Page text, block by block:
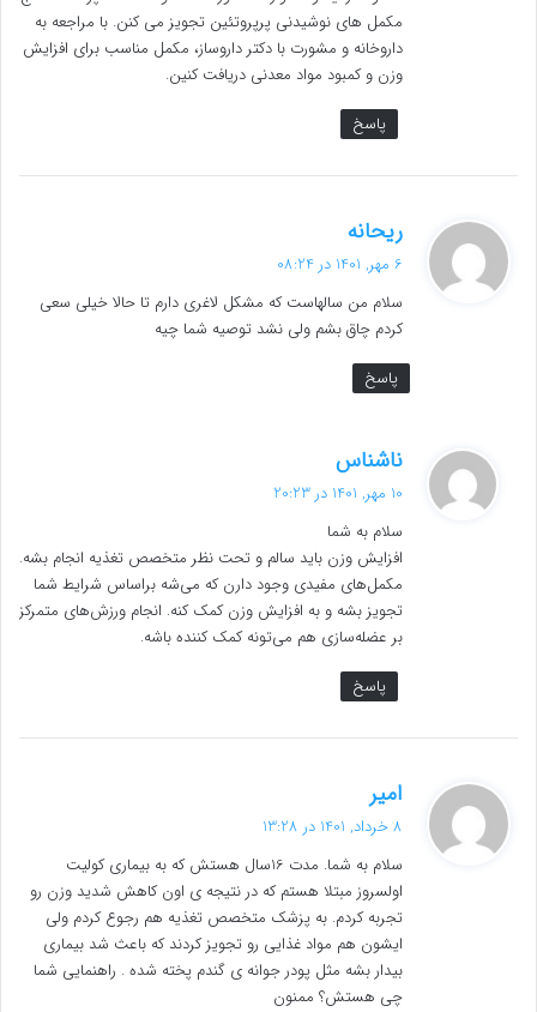
مکمل های نوشیدنی پرپروتئین تجویز می کنن. با مراجعه به
داروخانه و مشورت با دکتر داروساز، مکمل مناسب برای افزایش
وزن و کمبود مواد معدنی دریافت کنین.
پاسخ
ریحانه
ف
6 مهر, 1401 در 08:24
سلام من سالهاست که مشکل لاغری دارم تا حالا خیلی سعی
کردم چاق بشم ولی نشد توصیه شما چیه
پاسخ
ناشناس
ف
:
10 مهر, 1401 در 20:23
سلام به شما
افزایش وزن باید سالم و تحت نظر متخصص تغذیه انجام بشه.
مکمل‌های مفیدی وجود دارن که می‌شه براساس شرایط شما
تجویز بشه و به افزایش وزن کمک کنه. انجام ورزش‌های متمرکز
بر عضله‌سازی هم می‌تونه کمک کننده باشه.
پاسخ
امیر
ف
:
8 خرداد, 1401 در 13:28
سلام به شما. مدت 16سال هستش که به بیماری کولیت
اولسروز مبتلا هستم که در نتیجه ی اون کاهش شدید وزن رو
تجربه کردم. به پزشک متخصص تغذیه هم رجوع کردم ولی
ایشون هم مواد غذایی رو تجویز کردند که باعث شد بیماری
بیدار بشه مثل پودر جوانه ی گندم پخته شده . راهنمایی شما
چی هستش؟ ممنون